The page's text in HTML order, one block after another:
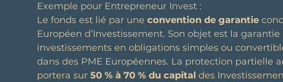
Exemple pour Entrepreneur Invest :
Le fonds est lié par une convention de garantie
Européen d’Investissement. Son objet est la
investissements en obligations simples ou
dans des PME Européennes. La protection partielle
portera sur 50 % à 70 % du capital des